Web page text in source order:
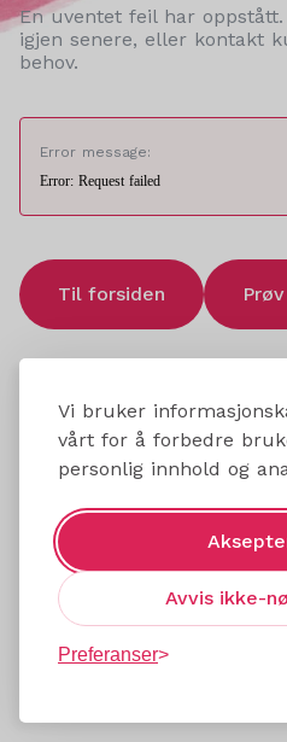
Vi bruker
vårt for å forbedre
personlig innhold og
Avvis ikke-
Preferanser
En uventet feil har
igjen senere, eller kontakt
behov.
Error message:
Error: Request failed
Til forsiden